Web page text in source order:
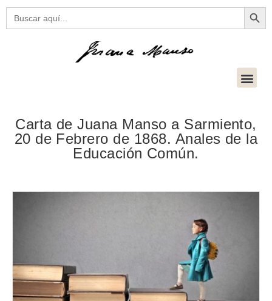
Buscar:
Carta de Juana Manso a Sarmiento,
20 de Febrero de 1868. Anales de la
Educación Común.